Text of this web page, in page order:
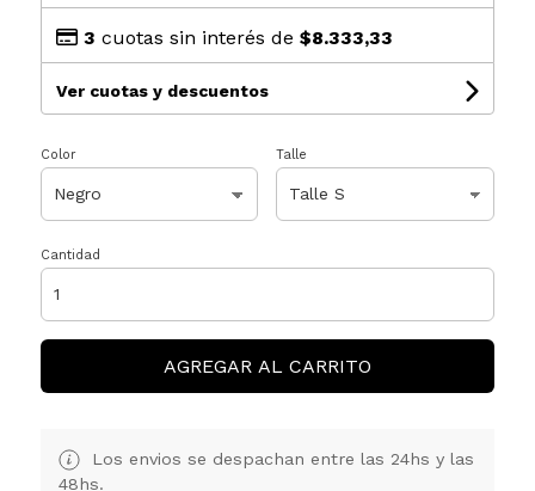
3 cuotas sin interés de $8.333,33
Ver cuotas y descuentos
Color Talle
Cantidad
AGREGAR AL CARRITO
Los envios se despachan entre las 24hs y las
48hs.